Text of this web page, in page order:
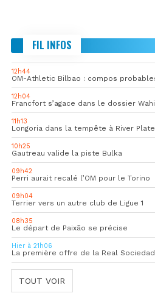
FIL INFOS
12h44
12h04
Francfort s’agace dans le dossier Wahi
11h13
Longoria dans la tempête à River Plate
10h25
Gautreau valide la piste Bulka
09h42
Perri aurait recalé l’OM pour le Torino
09h04
Terrier vers un autre club de Ligue 1
08h35
Le départ de Paixão se précise
Hier à 21h06
TOUT VOIR